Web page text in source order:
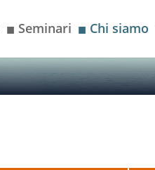
■ Seminari ■ Chi siamo